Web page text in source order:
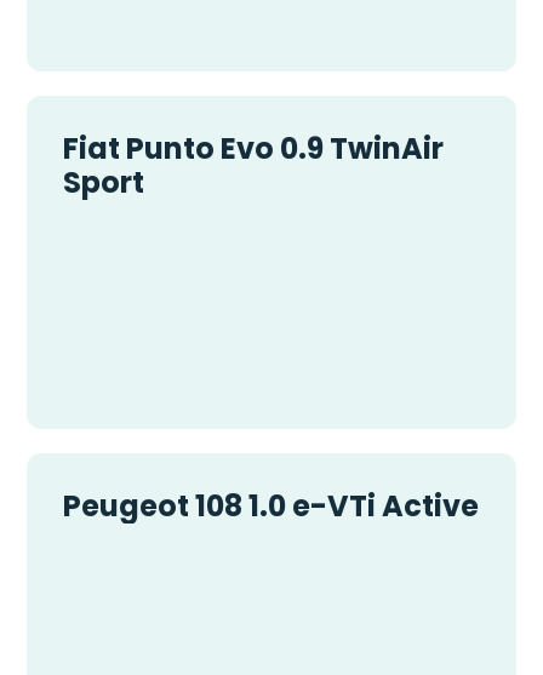
Fiat Punto Evo 0.9 TwinAir
Sport
Peugeot 108 1.0 e-VTi Active